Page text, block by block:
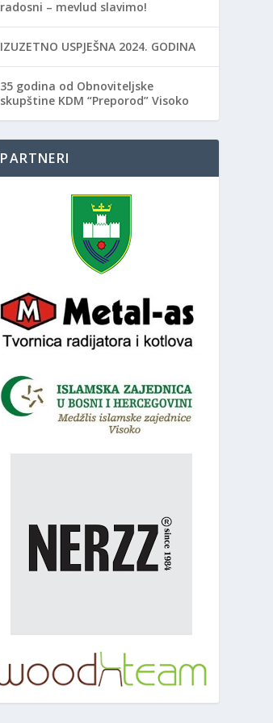
radosni – mevlud slavimo!
IZUZETNO USPJEŠNA 2024. GODINA
35 godina od Obnoviteljske
skupštine KDM “Preporod” Visoko
PARTNERI